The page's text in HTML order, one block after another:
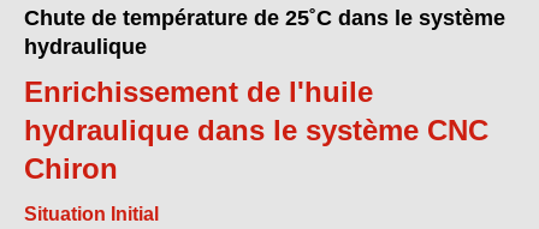
Chute de température de 25˚C dans le système
hydraulique
Enrichissement de l'huile
hydraulique dans le système CNC
Chiron
Situation Initial